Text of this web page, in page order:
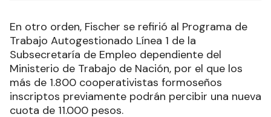
En otro orden, Fischer se refirió al Programa de
Trabajo Autogestionado Línea 1 de la
Subsecretaría de Empleo dependiente del
Ministerio de Trabajo de Nación, por el que los
más de 1.800 cooperativistas formoseños
inscriptos previamente podrán percibir una nueva
cuota de 11.000 pesos.